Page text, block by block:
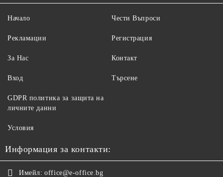
Начало
Рекламации
За Нас
Вход
Чести Въпроси
Регистрация
Контакт
Търсене
GDPR политика за защита на
личните данни
Условия
Информация за контакти:
Имейл: office@e-office.bg